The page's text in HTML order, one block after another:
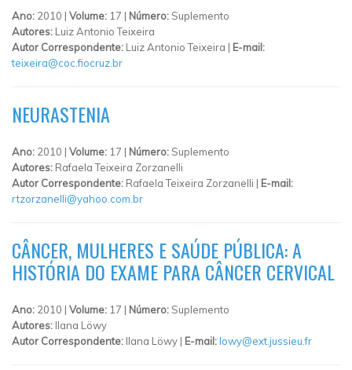
Ano: 2010 | Volume: 17 | Número: Suplemento
Autores: Luiz Antonio Teixeira
Autor Correspondente: Luiz Antonio Teixeira | E-mail:
teixeira@coc.fiocruz.br
NEURASTENIA
Ano: 2010 | Volume: 17 | Número: Suplemento
Autores: Rafaela Teixeira Zorzanelli
Autor Correspondente: Rafaela Teixeira Zorzanelli | E-mail:
rtzorzanelli@yahoo.com.br
CÂNCER, MULHERES E SAÚDE PÚBLICA: A
HISTÓRIA DO EXAME PARA CÂNCER CERVICAL
Ano: 2010 | Volume: 17 | Número: Suplemento
Autores: Ilana Löwy
Autor Correspondente: Ilana Löwy | E-mail:lowy@ext.jussieu.fr